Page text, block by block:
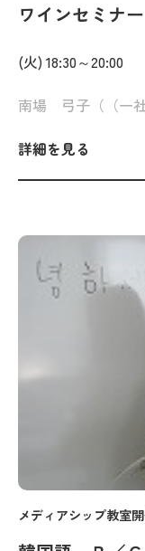
ワインセミナ
(火) 18:30～20:00
詳細を見る
メディアシップ教室